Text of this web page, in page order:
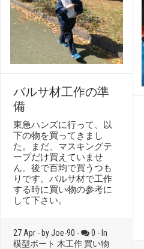
バルサ材工作の準
備
東急ハンズに行って、以
下の物を買ってきまし
た。まだ、マスキングテ
ープだけ買えていませ
ん。後で百均で買うつも
りです。バルサ材で工作
する時に買い物の参考に
して下さい。
27 Apr - by Joe-90 -
0 - In
模型ボート 木工作 買い物